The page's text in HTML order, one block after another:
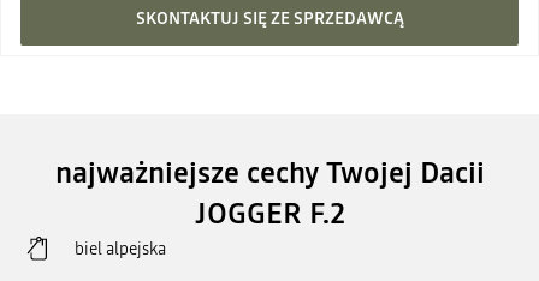
SKONTAKTUJ SIĘ ZE SPRZEDAWCĄ
najważniejsze cechy Twojej Dacii
JOGGER F.2
biel alpejska